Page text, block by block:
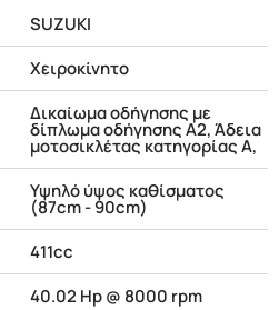
SUZUKI
Χειροκίνητο
Δικαίωμα οδήγησης με
δίπλωμα οδήγησης Α2, Άδεια
μοτοσικλέτας κατηγορίας Α,
Υψηλό ύψος καθίσματος
(87cm - 90cm)
411cc
40.02 Hp @ 8000 rpm